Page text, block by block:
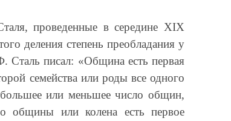
проведенные в середине XIX
деления степень преобладания у
Сталь писал: «Община есть первая
семейства или роды все одного
или меньшее число общин,
общины или колена есть первое